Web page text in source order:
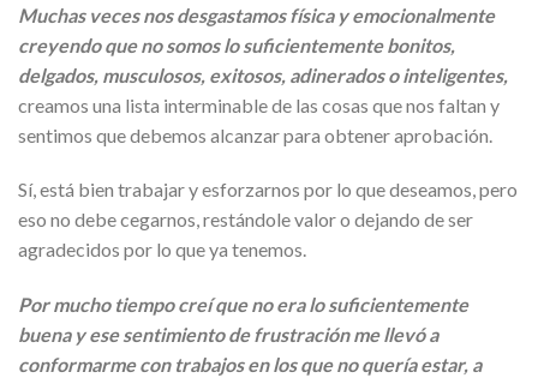
Muchas veces nos desgastamos física y emocionalmente
creyendo que no somos lo suficientemente bonitos,
delgados, musculosos, exitosos, adinerados o inteligentes,
creamos una lista interminable de las cosas que nos faltan y
sentimos que debemos alcanzar para obtener aprobación.
Sí, está bien trabajar y esforzarnos por lo que deseamos, pero
eso no debe cegarnos, restándole valor o dejando de ser
agradecidos por lo que ya tenemos.
Por mucho tiempo creí que no era lo suficientemente
buena y ese sentimiento de frustración me llevó a
conformarme con trabajos en los que no quería estar, a